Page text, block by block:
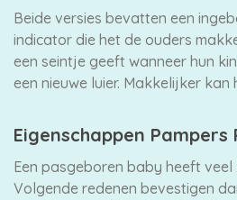
Beide versies bevatten een
indicator die het de ouders
een seintje geeft wanneer hun
een nieuwe luier. Makkelijker kan
Eigenschappen Pampers
Een pasgeboren baby heeft veel
Volgende redenen bevestigen